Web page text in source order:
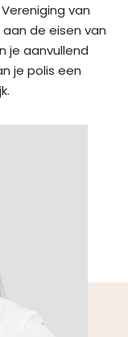
van
de eisen van
je aanvullend
je polis een